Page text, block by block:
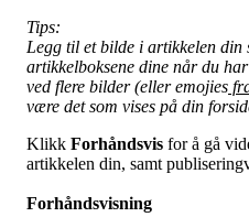
Tips:
Legg til et bilde i artikkelen din
artikkelboksene dine når du
ved flere bilder (eller emojies
være det som vises på din
Klikk Forhåndsvis for å gå
artikkelen din, samt
Forhåndsvisning